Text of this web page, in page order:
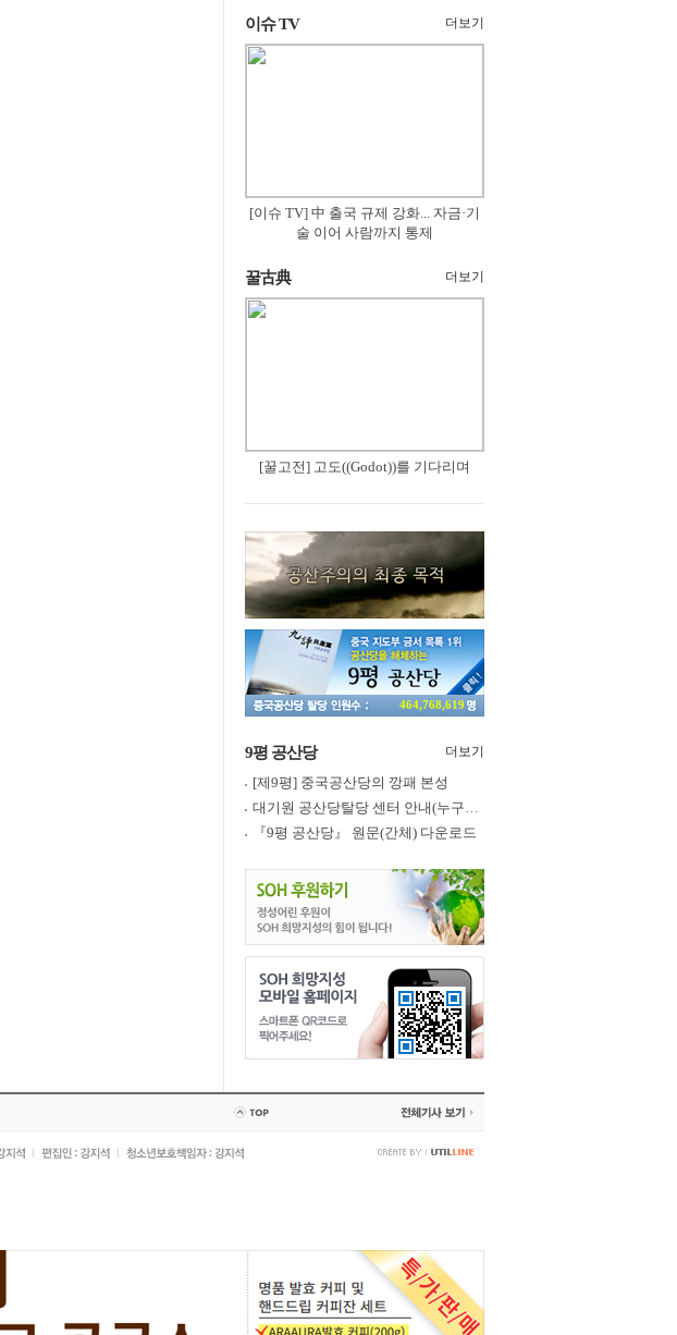
이슈 TV 더보기
[이슈 TV] 中 출국 규제 강화... 자금·기
술 이어 사람까지 통제
꿀古典 더보기
[꿀고전] 고도((Godot))를 기다리며
464,768,619
9평 공산당 더보기
[제9평] 중국공산당의 깡패 본성
대기원 공산당탈당 센터 안내(누구나 쉽게 退黨, 退團, 退隊 가능)
『9평 공산당』 원문(간체) 다운로드